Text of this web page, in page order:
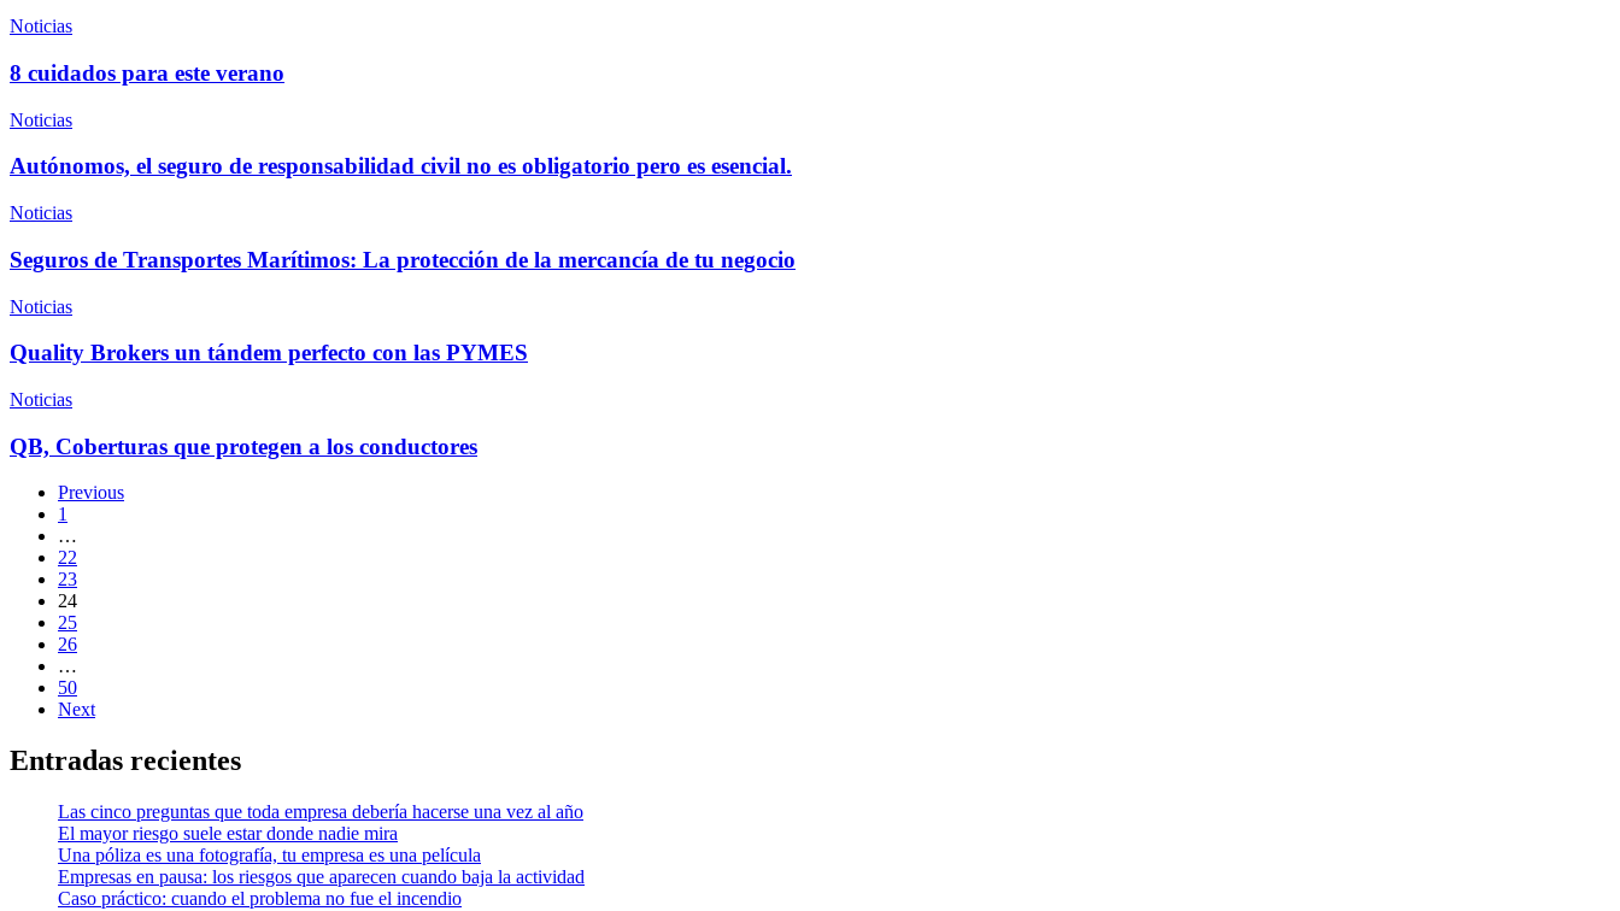
Noticias
8 cuidados para este verano
Noticias
Autónomos, el seguro de responsabilidad civil no es obligatorio pero es esencial.
Noticias
Seguros de Transportes Marítimos: La protección de la mercancía de tu negocio
Noticias
Quality Brokers un tándem perfecto con las PYMES
Noticias
QB, Coberturas que protegen a los conductores
Previous
1
…
22
23
24
25
26
…
50
Next
Entradas recientes
Las cinco preguntas que toda empresa debería hacerse una vez al año
El mayor riesgo suele estar donde nadie mira
Una póliza es una fotografía, tu empresa es una película
Empresas en pausa: los riesgos que aparecen cuando baja la actividad
Caso práctico: cuando el problema no fue el incendio